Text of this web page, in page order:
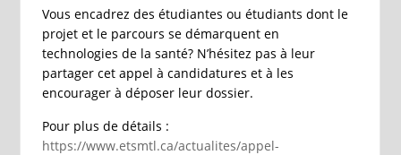
Vous encadrez des étudiantes ou étudiants dont le
projet et le parcours se démarquent en
technologies de la santé? N’hésitez pas à leur
partager cet appel à candidatures et à les
encourager à déposer leur dossier.
Pour plus de détails :
https://www.etsmtl.ca/actualites/appel-